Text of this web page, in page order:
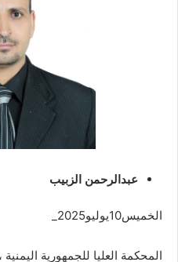
عبدالرحمن الزبيب
الخميس10يوليو2025_
المحكمة العليا للجمهورية